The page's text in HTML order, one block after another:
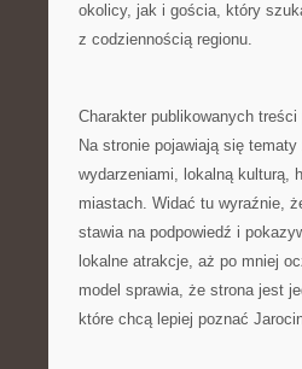
okolicy, jak i gościa, który
z codziennością regionu.
Charakter publikowanych
Na stronie pojawiają się
wydarzeniami, lokalną kulturą,
miastach. Widać tu wyraźnie,
stawia na podpowiedź i
lokalne atrakcje, aż po mniej
model sprawia, że strona jest
które chcą lepiej poznać